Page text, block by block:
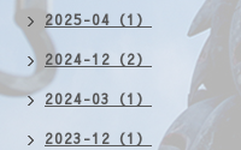
2025-04（1）
2024-12（2）
2024-03（1）
2023-12（1）